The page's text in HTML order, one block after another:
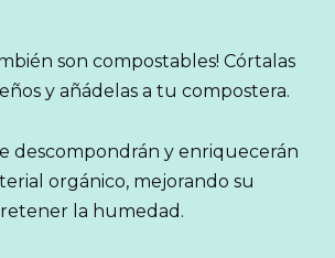
son compostables! Córtalas
y añádelas a tu compostera.
descompondrán y enriquecerán
orgánico, mejorando su
la humedad.